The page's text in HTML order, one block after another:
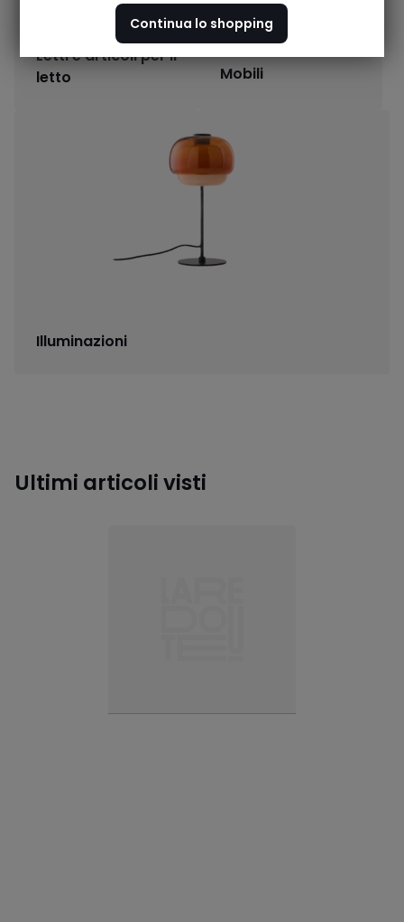
Letti e articoli per il
letto
Mobili
Illuminazioni
Ultimi articoli visti
Continua lo shopping